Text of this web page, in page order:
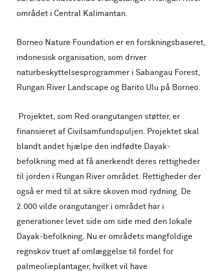
området i Central Kalimantan.
Borneo Nature Foundation er en forskningsbaseret,
indonesisk organisation, som driver
naturbeskyttelsesprogrammer i Sabangau Forest,
Rungan River Landscape og Barito Ulu på Borneo.
Projektet, som Red orangutangen støtter, er
finansieret af Civilsamfundspuljen. Projektet skal
blandt andet hjælpe den indfødte Dayak-
befolkning med at få anerkendt deres rettigheder
til jorden i Rungan River området. Rettigheder der
også er med til at sikre skoven mod rydning. De
2.000 vilde orangutanger i området har i
generationer levet side om side med den lokale
Dayak-befolkning. Nu er områdets mangfoldige
regnskov truet af omlæggelse til fordel for
palmeolieplantager, hvilket vil have